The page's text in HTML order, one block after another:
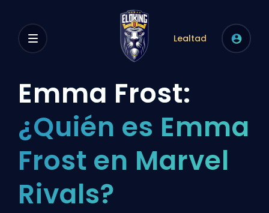
Lealtad
Emma Frost:
¿Quién es Emma
Frost en Marvel
Rivals?